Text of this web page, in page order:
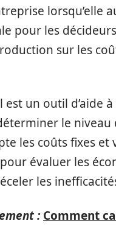
lorsqu’elle
pour les
sur les
est un outil d’aide
le
les coûts fixes et
évaluer les
les
: Comment